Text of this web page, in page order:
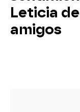
Leticia
amigos